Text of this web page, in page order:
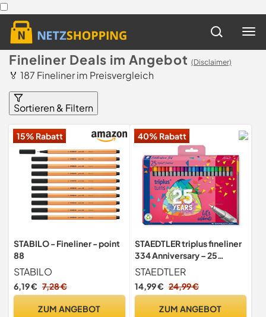
Fineliner Deals im Angebot (Disclaimer)
🏅 187 Fineliner im Preisvergleich
Sortieren & Filtern
15% Rabatt
STABILO - Fineliner - point
88
STABILO
6,19 € 7,28 €
ZUM ANGEBOT
40% Rabatt
STAEDTLER triplus fineliner
334 Anniversary – 25
Farben, 0,3 mm
STAEDTLER
14,99 € 24,99 €
ZUM ANGEBOT